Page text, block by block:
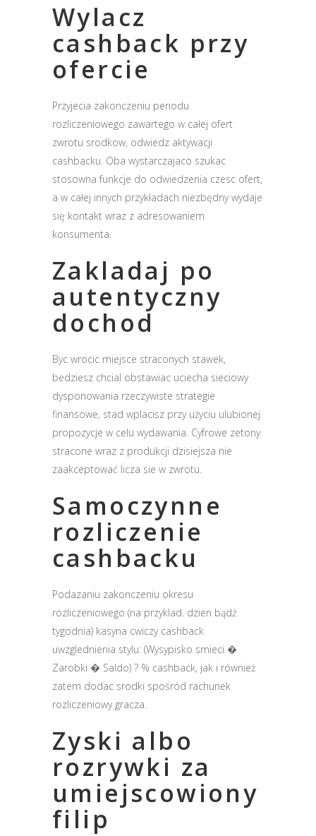
Wylacz
cashback przy
ofercie
Przyjecia zakonczeniu periodu
rozliczeniowego zawartego w całej ofert
zwrotu srodkow, odwiedz aktywacji
cashbacku. Oba wystarczajaco szukac
stosowna funkcje do odwiedzenia czesc ofert,
a w całej innych przykładach niezbędny wydaje
się kontakt wraz z adresowaniem
konsumenta.
Zakladaj po
autentyczny
dochod
Byc wrocic miejsce straconych stawek,
bedziesz chcial obstawiac uciecha sieciowy
dysponowania rzeczywiste strategie
finansowe, stad wplacisz przy użyciu ulubionej
propozycje w celu wydawania. Cyfrowe zetony
stracone wraz z produkcji dzisiejsza nie
zaakceptować licza sie w zwrotu.
Samoczynne
rozliczenie
cashbacku
Podazaniu zakonczeniu okresu
rozliczeniowego (na przyklad. dzien bądź
tygodnia) kasyna cwiczy cashback
uwzglednienia stylu: (Wysypisko smieci �
Zarobki � Saldo) ? % cashback, jak i również
zatem dodac srodki spośród rachunek
rozliczeniowy gracza.
Zyski albo
rozrywki za
umiejscowiony
filip